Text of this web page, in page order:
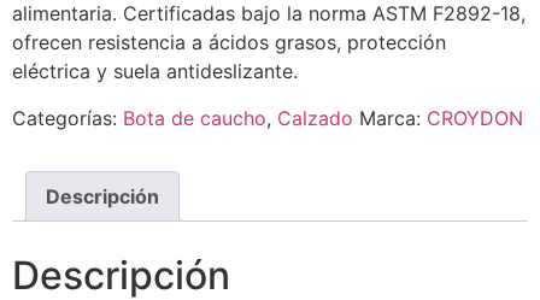
alimentaria. Certificadas bajo la norma ASTM F2892-18,
ofrecen resistencia a ácidos grasos, protección
eléctrica y suela antideslizante.
Categorías: Bota de caucho, Calzado Marca: CROYDON
Descripción
Descripción